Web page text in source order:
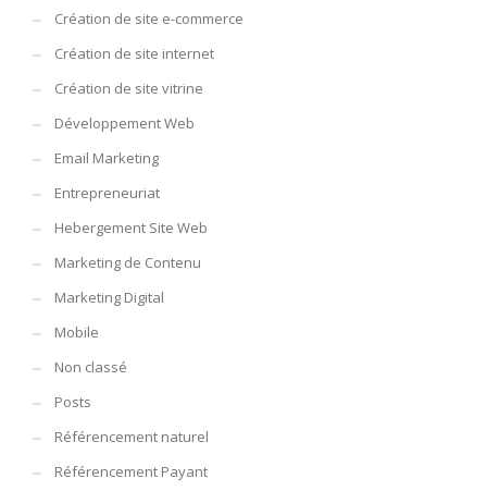
Création de site e-commerce
Création de site internet
Création de site vitrine
Développement Web
Email Marketing
Entrepreneuriat
Hebergement Site Web
Marketing de Contenu
Marketing Digital
Mobile
Non classé
Posts
Référencement naturel
Référencement Payant